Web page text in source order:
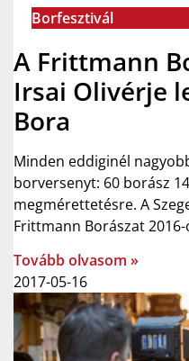
Borfesztivál
A Frittmann
Irsai Olivérje
Bora
Minden eddiginél
borversenyt: 60 borász
megmérettetésre. A
Frittmann Borászat 2016-
Tovább olvasom »
2017-05-16